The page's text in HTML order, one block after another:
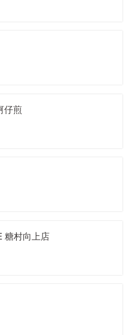
仔煎
糖村向上店